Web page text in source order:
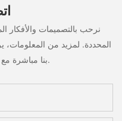
نرحب بالتصميمات والأفكار
المحددة. لمزيد من المعلومات،
بنا مباشرة مع أسئلة أو استفسارات.